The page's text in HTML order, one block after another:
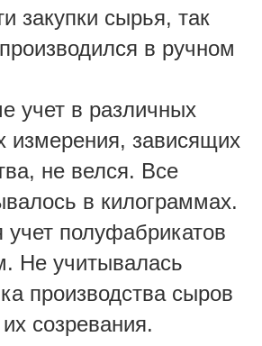
закупки сырья, так
в ручном
учет в различных
измерения, зависящих
не велся. Все
в килограммах.
учет полуфабрикатов
Не учитывалась
производства сыров
созревания.